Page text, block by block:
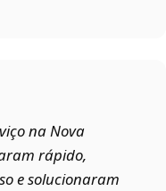
na Nova
rápido,
e solucionaram